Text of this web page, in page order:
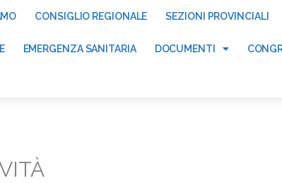
CONSIGLIO REGIONALE SEZIONI PROVINCIALI
EMERGENZA SANITARIA DOCUMENTI